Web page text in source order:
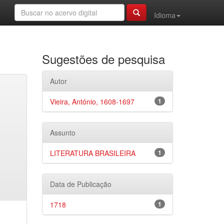
Idioma
Sugestões de pesquisa
Autor
1
Vieira, António, 1608-1697
Assunto
1
LITERATURA BRASILEIRA
Data de Publicação
1
1718